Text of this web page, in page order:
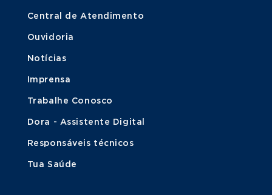
Central de Atendimento
Ouvidoria
Notícias
Imprensa
Trabalhe Conosco
Dora - Assistente Digital
Responsáveis técnicos
Tua Saúde